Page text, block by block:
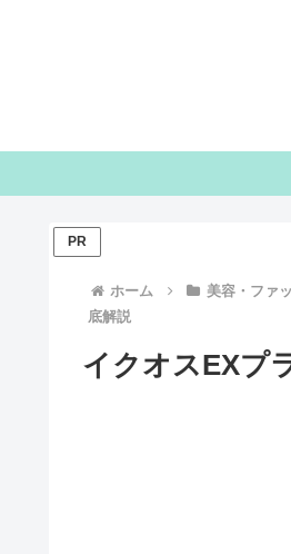
ホーム 美容・ファ
底解説
PR
イクオスEXプ